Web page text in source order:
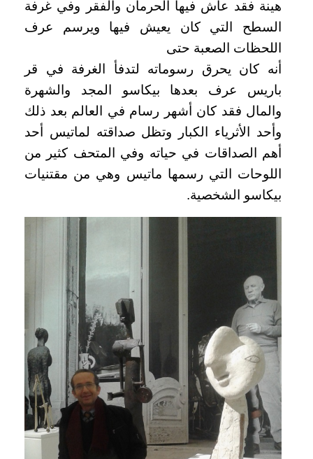
هينة فقد عاش فيها الحرمان والفقر وفي غرفة
السطح التي كان يعيش فيها ويرسم عرف
اللحظات الصعبة حتى
أنه كان يحرق رسوماته لتدفأ الغرفة في قر
باريس عرف بعدها بيكاسو المجد والشهرة
والمال فقد كان أشهر رسام في العالم بعد ذلك
وأحد الأثرياء الكبار وتظل صداقته لماتيس أحد
أهم الصداقات في حياته وفي المتحف كثير من
اللوحات التي رسمها ماتيس وهي من مقتنيات
بيكاسو الشخصية.